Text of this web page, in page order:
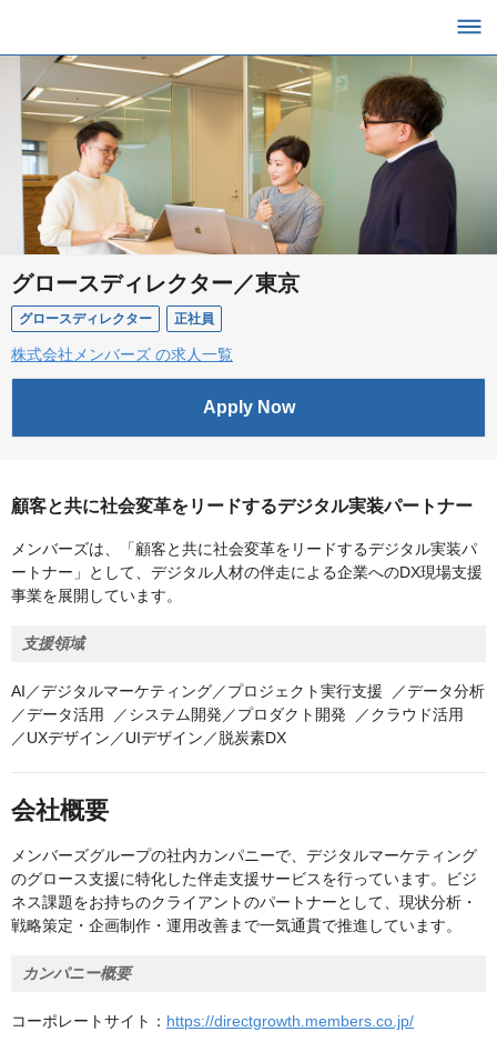
グロースディレクター／東京
グロースディレクター 正社員
株式会社メンバーズ の求人一覧
Apply Now
顧客と共に社会変革をリードするデジタル実装パートナー
メンバーズは、「顧客と共に社会変革をリードするデジタル実装パ
ートナー」として、デジタル人材の伴走による企業へのDX現場支援
事業を展開しています。
支援領域
AI／デジタルマーケティング／プロジェクト実行支援 ／データ分析
／データ活用 ／システム開発／プロダクト開発 ／クラウド活用
／UXデザイン／UIデザイン／脱炭素DX
会社概要
メンバーズグループの社内カンパニーで、デジタルマーケティング
のグロース支援に特化した伴走支援サービスを行っています。ビジ
ネス課題をお持ちのクライアントのパートナーとして、現状分析・
戦略策定・企画制作・運用改善まで一気通貫で推進しています。
カンパニー概要
コーポレートサイト： https://directgrowth.members.co.jp/